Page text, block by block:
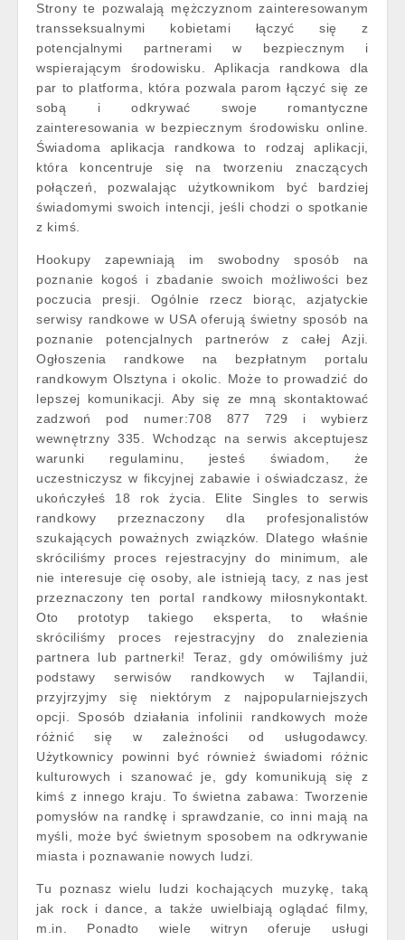
Strony te pozwalają mężczyznom zainteresowanym
transseksualnymi kobietami łączyć się z
potencjalnymi partnerami w bezpiecznym i
wspierającym środowisku. Aplikacja randkowa dla
par to platforma, która pozwala parom łączyć się ze
sobą i odkrywać swoje romantyczne
zainteresowania w bezpiecznym środowisku online.
Świadoma aplikacja randkowa to rodzaj aplikacji,
która koncentruje się na tworzeniu znaczących
połączeń, pozwalając użytkownikom być bardziej
świadomymi swoich intencji, jeśli chodzi o spotkanie
z kimś.
Hookupy zapewniają im swobodny sposób na
poznanie kogoś i zbadanie swoich możliwości bez
poczucia presji. Ogólnie rzecz biorąc, azjatyckie
serwisy randkowe w USA oferują świetny sposób na
poznanie potencjalnych partnerów z całej Azji.
Ogłoszenia randkowe na bezpłatnym portalu
randkowym Olsztyna i okolic. Może to prowadzić do
lepszej komunikacji. Aby się ze mną skontaktować
zadzwoń pod numer:708 877 729 i wybierz
wewnętrzny 335. Wchodząc na serwis akceptujesz
warunki regulaminu, jesteś świadom, że
uczestniczysz w fikcyjnej zabawie i oświadczasz, że
ukończyłeś 18 rok życia. Elite Singles to serwis
randkowy przeznaczony dla profesjonalistów
szukających poważnych związków. Dlatego właśnie
skróciliśmy proces rejestracyjny do minimum, ale
nie interesuje cię osoby, ale istnieją tacy, z nas jest
przeznaczony ten portal randkowy miłosnykontakt.
Oto prototyp takiego eksperta, to właśnie
skróciliśmy proces rejestracyjny do znalezienia
partnera lub partnerki! Teraz, gdy omówiliśmy już
podstawy serwisów randkowych w Tajlandii,
przyjrzyjmy się niektórym z najpopularniejszych
opcji. Sposób działania infolinii randkowych może
różnić się w zależności od usługodawcy.
Użytkownicy powinni być również świadomi różnic
kulturowych i szanować je, gdy komunikują się z
kimś z innego kraju. To świetna zabawa: Tworzenie
pomysłów na randkę i sprawdzanie, co inni mają na
myśli, może być świetnym sposobem na odkrywanie
miasta i poznawanie nowych ludzi.
Tu poznasz wielu ludzi kochających muzykę, taką
jak rock i dance, a także uwielbiają oglądać filmy,
m.in. Ponadto wiele witryn oferuje usługi